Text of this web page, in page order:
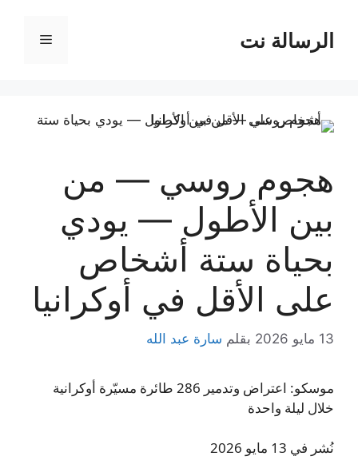
المحتوىالرسالة نت القائمة
هجوم روسي — من
بين الأطول — يودي
بحياة ستة أشخاص
على الأقل في أوكرانيا
13 مايو 2026 بقلم سارة عبد الله
موسكو: اعتراض وتدمير 286 طائرة مسيّرة أوكرانية
خلال ليلة واحدة
نُشر في 13 مايو 2026